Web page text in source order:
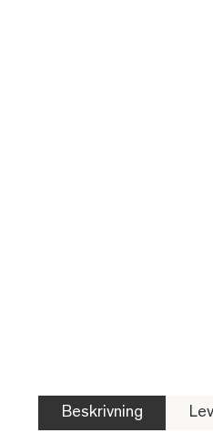
Beskrivning